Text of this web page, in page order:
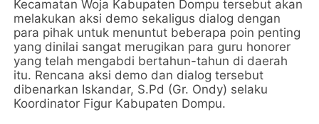
Kecamatan Woja Kabupaten Dompu tersebut akan
melakukan aksi demo sekaligus dialog dengan
para pihak untuk menuntut beberapa poin penting
yang dinilai sangat merugikan para guru honorer
yang telah mengabdi bertahun-tahun di daerah
itu. Rencana aksi demo dan dialog tersebut
dibenarkan Iskandar, S.Pd (Gr. Ondy) selaku
Koordinator Figur Kabupaten Dompu.